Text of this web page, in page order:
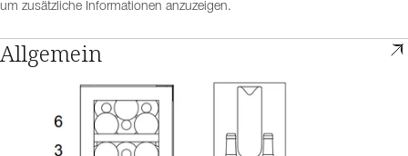
um zusätzliche Informationen anzuzeigen.
Allgemein